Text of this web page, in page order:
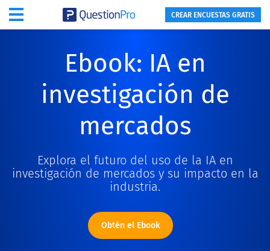
CREAR ENCUESTAS GRATIS
Ebook: IA en
investigación de
mercados
Explora el futuro del uso de la IA en
investigación de mercados y su impacto en la
industria.
Obtén el Ebook